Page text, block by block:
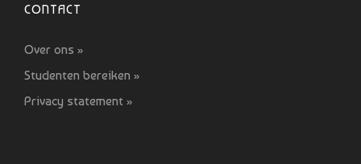
CONTACT
Over ons »
Studenten bereiken »
Privacy statement »